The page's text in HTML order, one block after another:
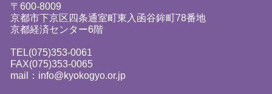
〒600-8009
京都市下京区四条通室町東入函谷鉾町78番地
京都経済センター6階
TEL(075)353-0061
FAX(075)353-0065
mail：info@kyokogyo.or.jp